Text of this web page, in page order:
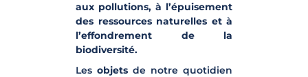
aux pollutions, à l’épuisement
des ressources naturelles et à
l’effondrement de la
biodiversité.
Les objets de notre quotidien